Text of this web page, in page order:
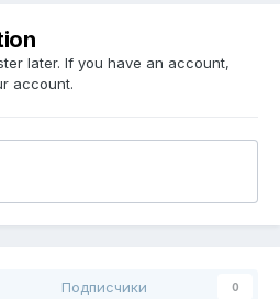
later. If you have an account,
account.
Подписчики 0